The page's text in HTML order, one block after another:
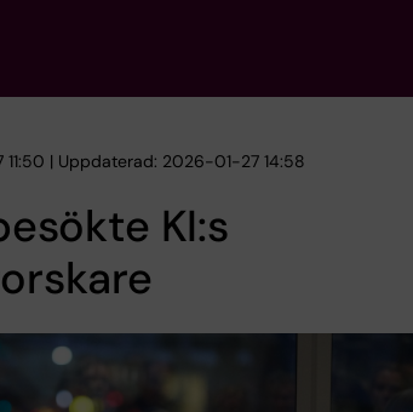
| Uppdaterad: 2026-01-27 14:58
KI:s